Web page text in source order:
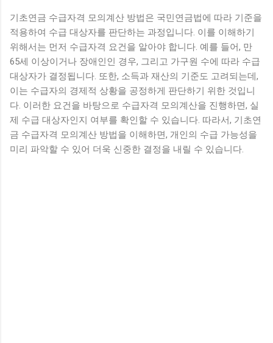
기초연금 수급자격 모의계산 방법은 국민연금법에 따라 기준을
적용하여 수급 대상자를 판단하는 과정입니다. 이를 이해하기
위해서는 먼저 수급자격 요건을 알아야 합니다. 예를 들어, 만
65세 이상이거나 장애인인 경우, 그리고 가구원 수에 따라 수급
대상자가 결정됩니다. 또한, 소득과 재산의 기준도 고려되는데,
이는 수급자의 경제적 상황을 공정하게 판단하기 위한 것입니
다. 이러한 요건을 바탕으로 수급자격 모의계산을 진행하면, 실
제 수급 대상자인지 여부를 확인할 수 있습니다. 따라서, 기초연
금 수급자격 모의계산 방법을 이해하면, 개인의 수급 가능성을
미리 파악할 수 있어 더욱 신중한 결정을 내릴 수 있습니다.